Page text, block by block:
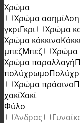
Χρώμα
Χρώμα ασημί
γκριΓκρι Χρώμα
Χρώμα κόκκινο
μπεζΜπεζ Χρώμα
Χρώμα παραλλαγή
πολύχρωμο
Χρώμα πράσινο
χακίΧακί
Φύλο
Άνδρας